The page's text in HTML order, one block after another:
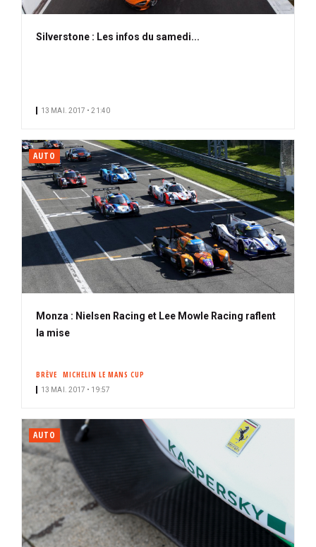
Silverstone : Les infos du samedi...
13 MAI. 2017 • 21:40
AUTO
Monza : Nielsen Racing et Lee Mowle Racing raflent
la mise
BRÈVE MICHELIN LE MANS CUP
13 MAI. 2017 • 19:57
AUTO